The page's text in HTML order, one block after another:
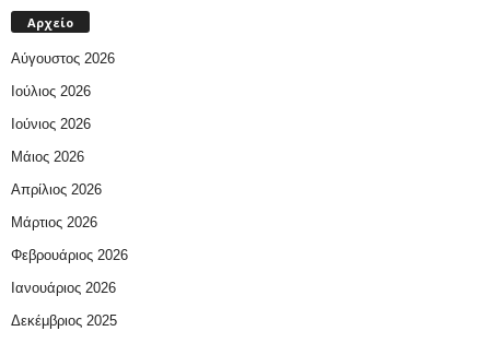
Αρχείο
Αύγουστος 2026
Ιούλιος 2026
Ιούνιος 2026
Μάιος 2026
Απρίλιος 2026
Μάρτιος 2026
Φεβρουάριος 2026
Ιανουάριος 2026
Δεκέμβριος 2025